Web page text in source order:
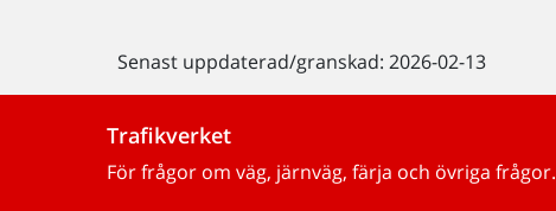
Senast uppdaterad/granskad: 2026-02-13
Trafikverket
För frågor om väg, järnväg, färja och övriga frågor.